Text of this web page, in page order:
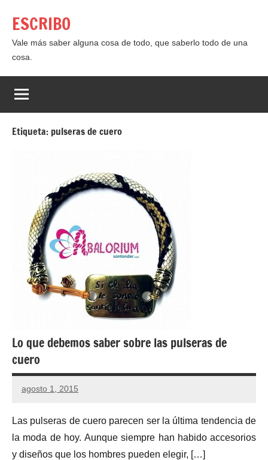
contenido
ESCRIBO
Vale más saber alguna cosa de todo, que saberlo todo de una
cosa.
Etiqueta: pulseras de cuero
Lo que debemos saber sobre las pulseras de
cuero
agosto 1, 2015
No
comentarios
Las pulseras de cuero parecen ser la última tendencia de
la moda de hoy. Aunque siempre han habido accesorios
y diseños que los hombres pueden elegir, […]